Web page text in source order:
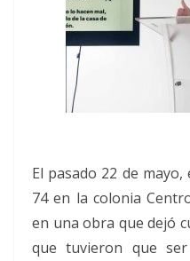
El pasado 22 de
74 en la colonia
en una obra que dejó
que tuvieron que